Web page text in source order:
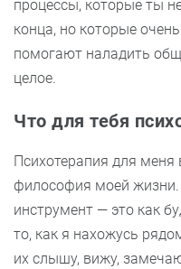
процессы, которые ты
конца, но которые
помогают наладить
целое.
Что для тебя
Психотерапия для
философия моей жизни.
инструмент — это как
то, как я нахожусь
их слышу, вижу,